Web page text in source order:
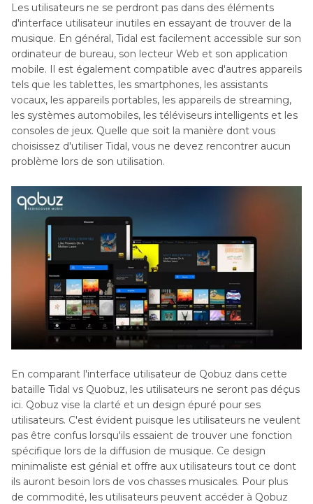
Les utilisateurs ne se perdront pas dans des éléments
d'interface utilisateur inutiles en essayant de trouver de la
musique. En général, Tidal est facilement accessible sur son
ordinateur de bureau, son lecteur Web et son application
mobile. Il est également compatible avec d'autres appareils
tels que les tablettes, les smartphones, les assistants
vocaux, les appareils portables, les appareils de streaming,
les systèmes automobiles, les téléviseurs intelligents et les
consoles de jeux. Quelle que soit la manière dont vous
choisissez d'utiliser Tidal, vous ne devez rencontrer aucun
problème lors de son utilisation.
En comparant l'interface utilisateur de Qobuz dans cette
bataille Tidal vs Quobuz, les utilisateurs ne seront pas déçus
ici. Qobuz vise la clarté et un design épuré pour ses
utilisateurs. C'est évident puisque les utilisateurs ne veulent
pas être confus lorsqu'ils essaient de trouver une fonction
spécifique lors de la diffusion de musique. Ce design
minimaliste est génial et offre aux utilisateurs tout ce dont
ils auront besoin lors de vos chasses musicales. Pour plus
de commodité, les utilisateurs peuvent accéder à Qobuz